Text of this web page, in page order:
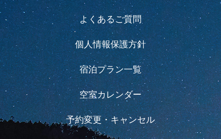
よくあるご質問
個人情報保護方針
宿泊プラン一覧
空室カレンダー
予約変更・キャンセル